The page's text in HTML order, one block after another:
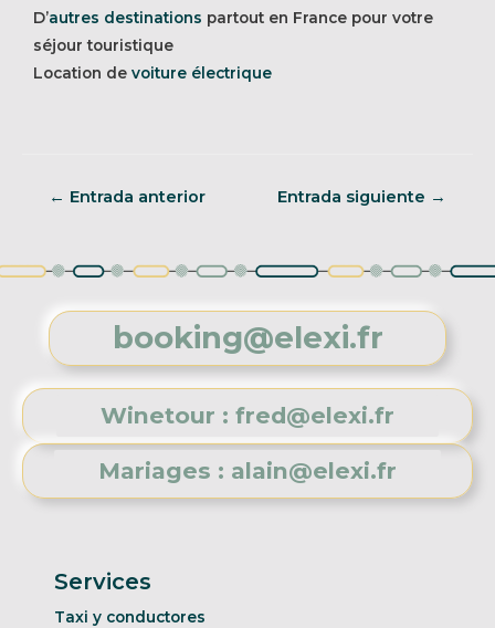
D’autres destinations partout en France pour votre
séjour touristique
Location de voiture électrique
Navegación
entradas
← Entrada anterior Entrada siguiente →
booking@elexi.fr
Winetour : fred@elexi.fr
Mariages : alain@elexi.fr
Services
Taxi y conductores